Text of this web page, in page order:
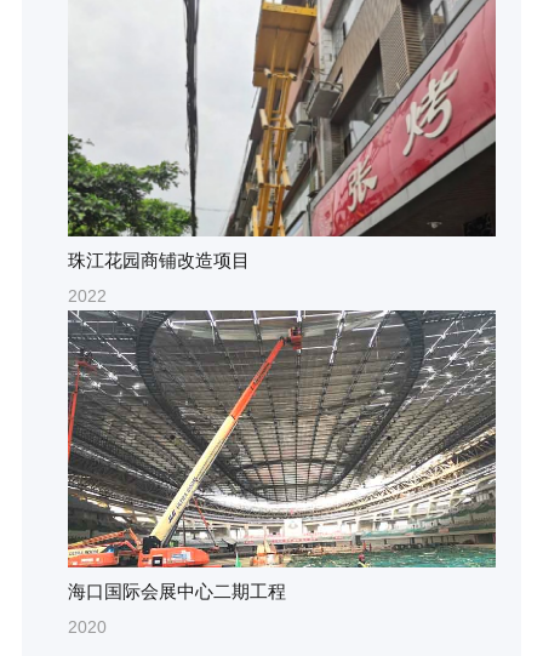
珠江花园商铺改造项目
2022
海口国际会展中心二期工程
2020